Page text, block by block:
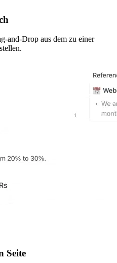
and-Drop aus dem zu einer
Seite